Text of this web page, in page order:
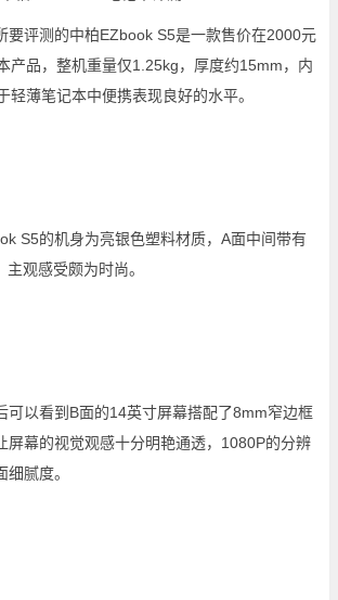
评测的中柏EZbook S5是一款售价在2000元
产品，整机重量仅1.25kg，厚度约15mm，内
轻薄笔记本中便携表现良好的水平。
的机身为亮银色塑料材质，A面中间带有
观感受颇为时尚。
以看到B面的14英寸屏幕搭配了8mm窄边框
屏幕的视觉观感十分明艳通透，1080P的分辨
腻度。